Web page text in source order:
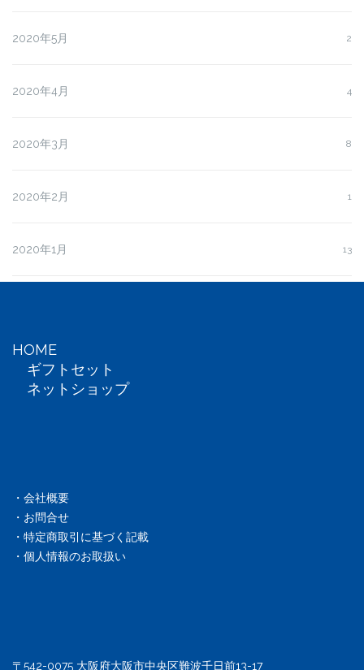
2020年5月 2
2020年4月 4
2020年3月 8
2020年2月 1
2020年1月 13
HOME
ギフトセット
ネットショップ
・会社概要
・お問合せ
・特定商取引に基づく記載
・個人情報のお取扱い
〒542-0075 大阪府大阪市中央区難波千日前13-17